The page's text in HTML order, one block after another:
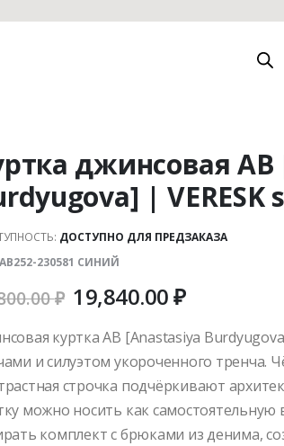
джинсовая
| VERESK
ДОСТУПНО ДЛЯ ПРЕДЗАКАЗА
230581 СИНИЙ
₽ 19,840.00₽
куртка AB [Anastasiya
и силуэтом укороченного тренча.
строчка подчёркивают
можно носить как
комплект с брюками из денима,